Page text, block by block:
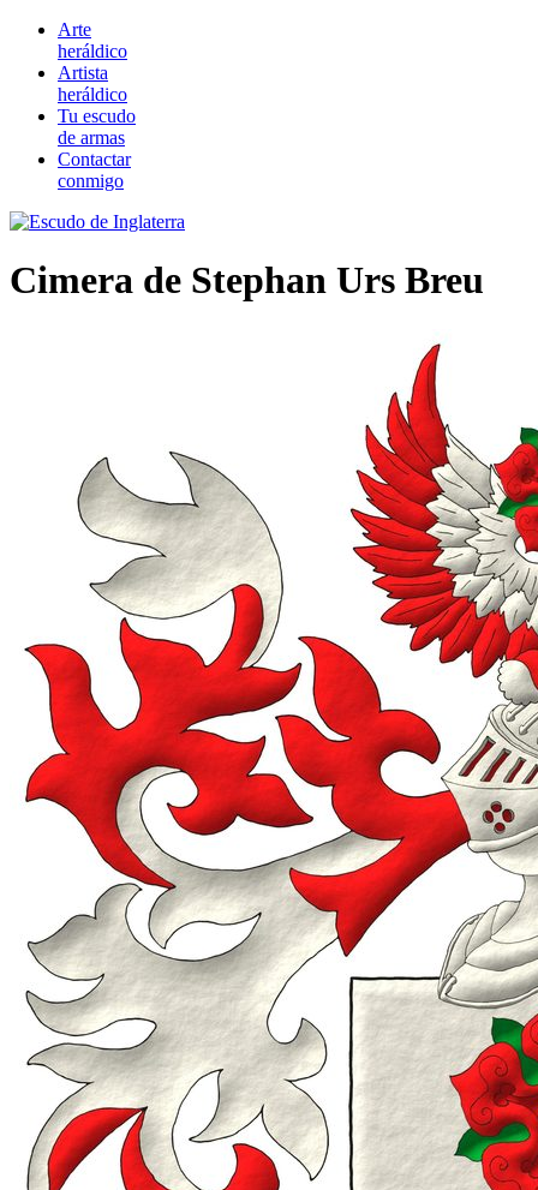
Arte
heráldico
Artista
heráldico
Tu escudo
de armas
Contactar
conmigo
Cimera de Stephan Urs Breu